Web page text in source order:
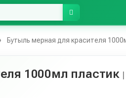
Бутыль мерная для красителя
1000мл пластик